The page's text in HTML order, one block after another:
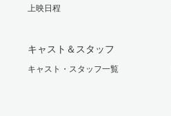
上映日程
キャスト＆スタッフ
キャスト・スタッフ一覧